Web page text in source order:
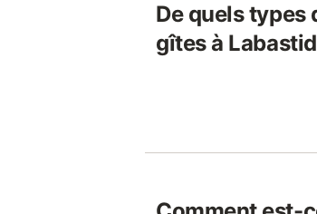
De quels types
gîtes à